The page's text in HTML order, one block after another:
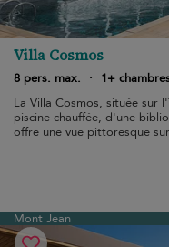
Villa Cosmos
8 pers. max. · 1+
La Villa Cosmos, située sur
piscine chauffée, d'une
offre une vue pittoresque
Mont Jean